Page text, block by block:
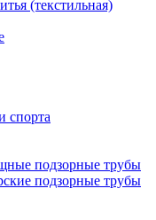
(текстильная)
спорта
подзорные трубы
подзорные трубы